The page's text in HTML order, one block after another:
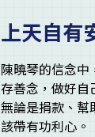
上天自有
陳曉琴的信念
存善念，做好
無論是捐款、幫
該帶有功利心。